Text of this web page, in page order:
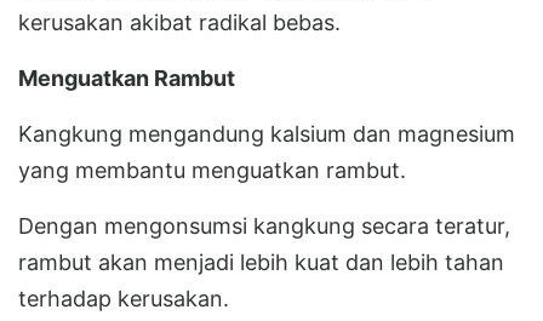
kerusakan akibat radikal bebas.
Menguatkan Rambut
Kangkung mengandung kalsium dan magnesium
yang membantu menguatkan rambut.
Dengan mengonsumsi kangkung secara teratur,
rambut akan menjadi lebih kuat dan lebih tahan
terhadap kerusakan.